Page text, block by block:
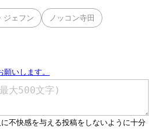
ジェフン ノッコン寺田